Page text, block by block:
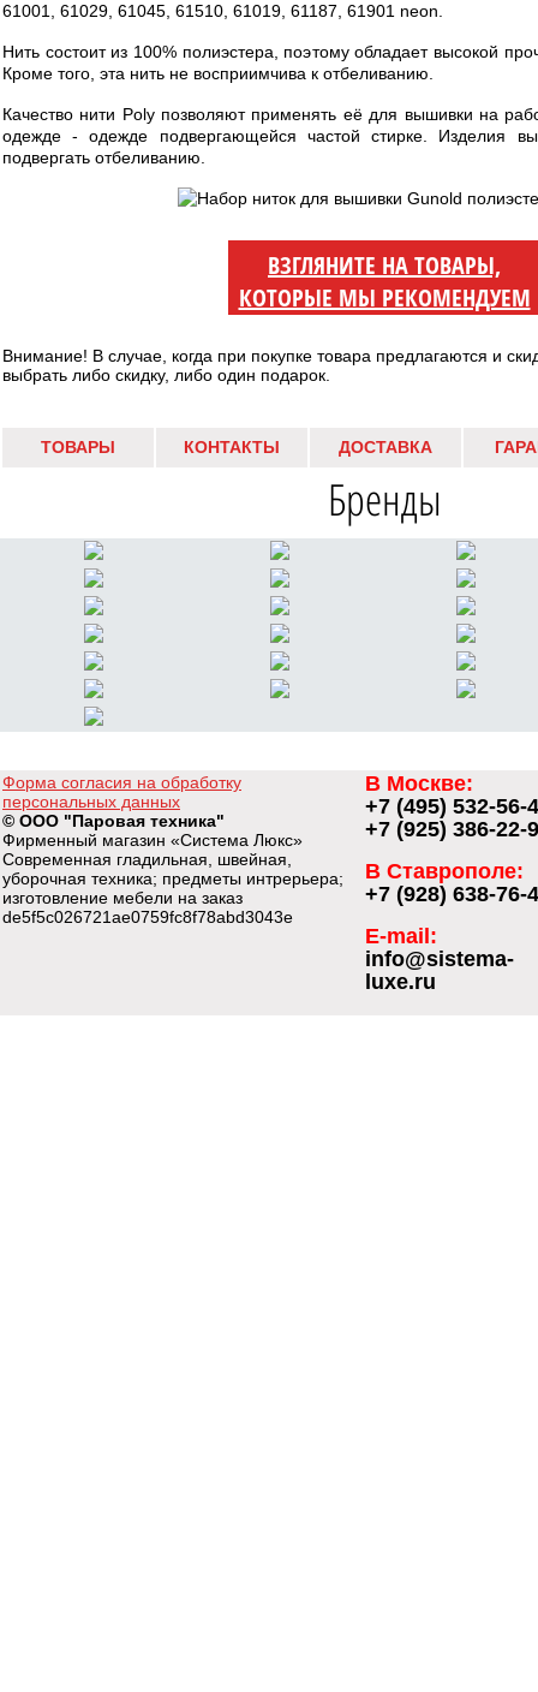
61001, 61029, 61045, 61510, 61019, 61187, 61901 neon.
Нить состоит из 100% полиэстера, поэтому обладает высокой
Кроме того, эта нить не восприимчива к отбеливанию.
Качество нити Poly позволяют применять её для вышивки на
одежде - одежде подвергающейся частой стирке. Изделия
подвергать отбеливанию.
ВЗГЛЯНИТЕ НА ТОВАРЫ,
КОТОРЫЕ МЫ РЕКОМЕНДУЕМ
Внимание! В случае, когда при покупке товара предлагаются и
выбрать либо скидку, либо один подарок.
ТОВАРЫ КОНТАКТЫ ДОСТАВКА
Бренды
Форма согласия на обработку
персональных данных
© ООО "Паровая техника"
Фирменный магазин «Система Люкс»
Современная гладильная, швейная,
уборочная техника; предметы интрерьера;
изготовление мебели на заказ
de5f5c026721ae0759fc8f78abd3043e
В Москве:
+7 (495) 532-56-
+7 (925) 386-22-
В Ставрополе:
+7 (928) 638-76-
E-mail:
info@sistema-
luxe.ru